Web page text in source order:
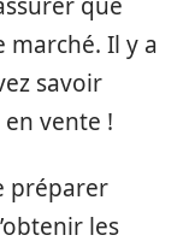
Il y a
savoir
vente !
préparer
les